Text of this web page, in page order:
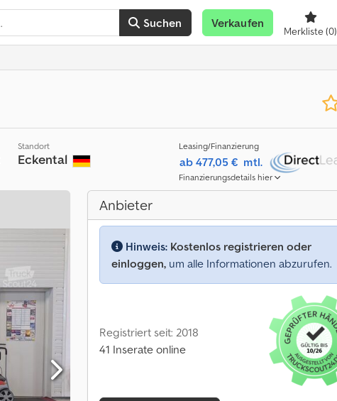
Suchen Verkaufen
Merkliste(0)
Standort
Eckental
Leasing/Finanzierung
ab 477,05 € mtl.
Finanzierungsdetails hier
Anbieter
Hinweis: Kostenlos registrieren oder
einloggen, um alle Informationen abzurufen.
Registriert seit: 2018
41 Inserate online